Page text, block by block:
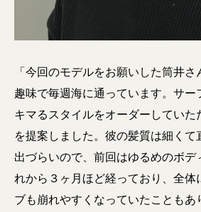
「今回のモデルをお願いした筒井
趣味で毎週海に通っています。サー
キマるスタイルをオーダーしていた
を提案しました。彼の髪質は細くて
出づらいので、前回はゆるめのボデ
れから３ヶ月ほど経っており、全体
ブも崩れやすくなっていたこともあ